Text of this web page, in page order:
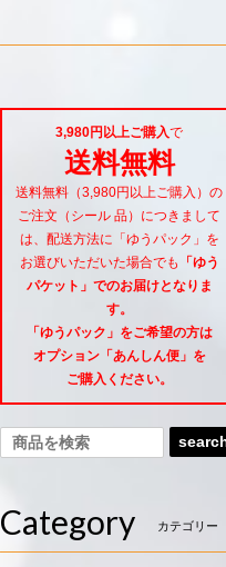
3,980円以上ご購入で
送料無料
送料無料（3,980円以上ご購入）の
ご注文（シール 品）につきまして
は、配送方法に「ゆうパック」を
お選びいただいた場合でも
「ゆう
パケット」でのお届けとなりま
す。
「ゆうパック」をご希望の方は
オプション「あんしん便」 を
ご購入ください。
Category カテゴリー